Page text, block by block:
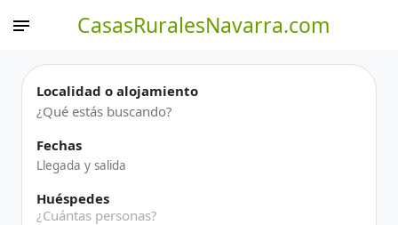
CasasRuralesNavarra.com
Localidad o alojamiento
Fechas
Huéspedes
¿Cuántas personas?